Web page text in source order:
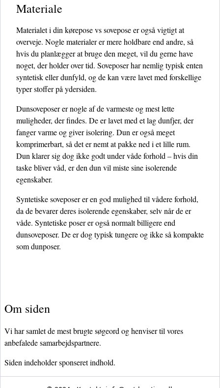
Materiale
Materialet i din kørepose vs sovepose er også vigtigt at
overveje. Nogle materialer er mere holdbare end andre, så
hvis du planlægger at bruge den meget, vil du gerne have
noget, der holder over tid. Soveposer har nemlig typisk enten
syntetisk eller dunfyld, og de kan være lavet med forskellige
typer stoffer på ydersiden.
Dunsoveposer er nogle af de varmeste og mest lette
muligheder, der findes. De er lavet med et lag dunfjer, der
fanger varme og giver isolering. Dun er også meget
komprimerbart, så det er nemt at pakke ned i et lille rum.
Dun klarer sig dog ikke godt under våde forhold – hvis din
taske bliver våd, er den dun vil miste sine isolerende
egenskaber.
Syntetiske soveposer er en god mulighed til vådere forhold,
da de bevarer deres isolerende egenskaber, selv når de er
våde. Syntetiske poser er også normalt billigere end
dunsoveposer. De er dog typisk tungere og ikke så kompakte
som dunposer.
Om siden
Vi har samlet de mest brugte søgeord og henviser til vores
anbefalede samarbejdspartnere.
Siden indeholder sponseret indhold.